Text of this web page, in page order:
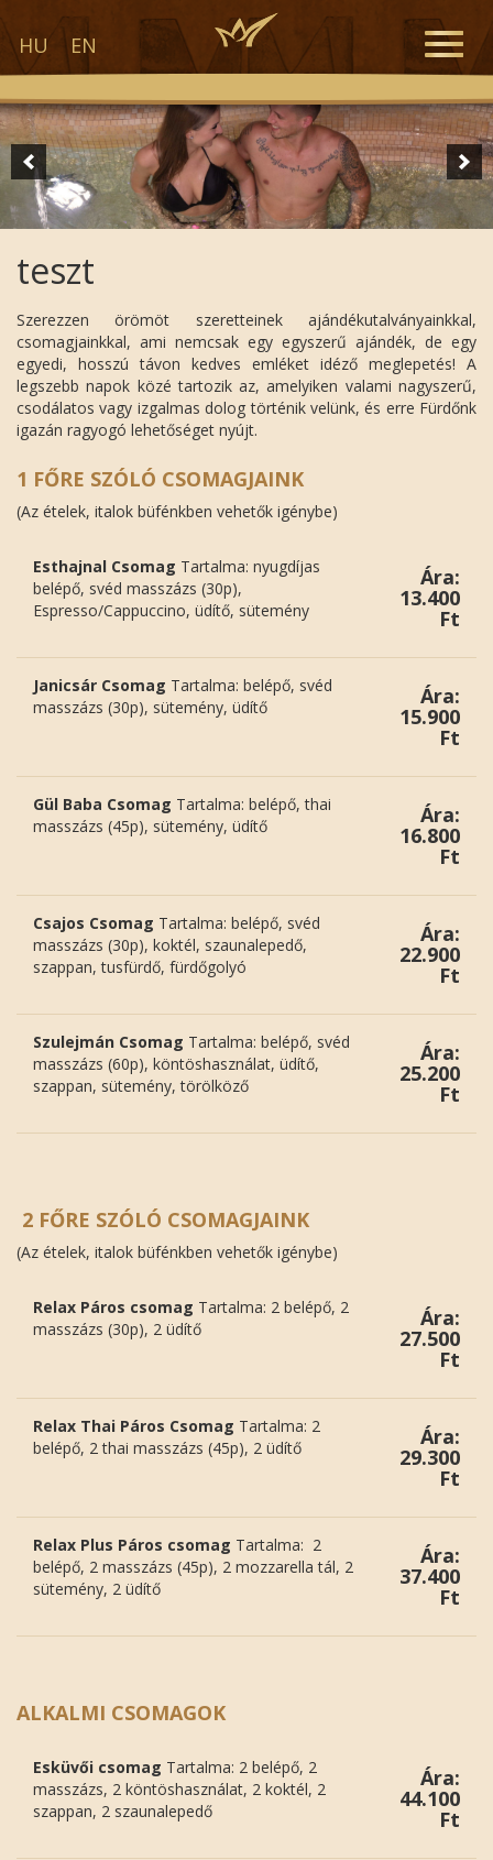
HU EN
Toggle
teszt
Szerezzen örömöt szeretteinek ajándékutalványainkkal,
csomagjainkkal, ami nemcsak egy egyszerű ajándék, de egy
egyedi, hosszú távon kedves emléket idéző meglepetés! A
legszebb napok közé tartozik az, amelyiken valami nagyszerű,
csodálatos vagy izgalmas dolog történik velünk, és erre Fürdőnk
igazán ragyogó lehetőséget nyújt.
1 FŐRE SZÓLÓ CSOMAGJAINK
(Az ételek, italok büfénkben vehetők igénybe)
Esthajnal Csomag Tartalma: nyugdíjas
belépő, svéd masszázs (30p),
Espresso/Cappuccino, üdítő, sütemény
Ára:
13.400
Ft
Janicsár Csomag Tartalma: belépő, svéd
masszázs (30p), sütemény, üdítő
Ára:
15.900
Ft
Gül Baba Csomag Tartalma: belépő, thai
masszázs (45p), sütemény, üdítő
Ára:
16.800
Ft
Csajos Csomag Tartalma: belépő, svéd
masszázs (30p), koktél, szaunalepedő,
szappan, tusfürdő, fürdőgolyó
Ára:
22.900
Ft
Szulejmán Csomag Tartalma: belépő, svéd
masszázs (60p), köntöshasználat, üdítő,
szappan, sütemény, törölköző
Ára:
25.200
Ft
2 FŐRE SZÓLÓ CSOMAGJAINK
(Az ételek, italok büfénkben vehetők igénybe)
Relax Páros csomag Tartalma: 2 belépő, 2
masszázs (30p), 2 üdítő
Ára:
27.500
Ft
Relax Thai Páros Csomag Tartalma: 2
belépő, 2 thai masszázs (45p), 2 üdítő
Ára:
29.300
Ft
Relax Plus Páros csomag Tartalma: 2
belépő, 2 masszázs (45p), 2 mozzarella tál, 2
sütemény, 2 üdítő
Ára:
37.400
Ft
ALKALMI CSOMAGOK
Esküvői csomag Tartalma: 2 belépő, 2
masszázs, 2 köntöshasználat, 2 koktél, 2
szappan, 2 szaunalepedő
Ára:
44.100
Ft